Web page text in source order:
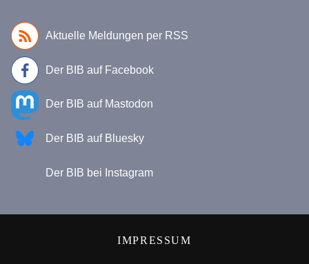
IMPRESSUM
Aktuelle Meldungen per RSS
Der BIB auf Facebook
Der BIB auf Mastodon
Der BIB auf Bluesky
Der BIB bei Instagram